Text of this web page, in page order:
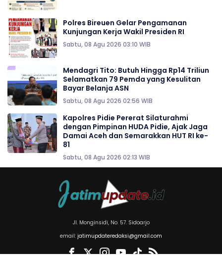
Polres Bireuen Gelar Pengamanan
Kunjungan Kerja Wakil Presiden RI
Sabtu, 08 Agu 2026 03:10 WIB
Mendagri Tito: Butuh Hingga Rp14 Triliun
Selamatkan 79 Pemda yang Kesulitan
Bayar Belanja ASN
Sabtu, 08 Agu 2026 02:56 WIB
‎‎Kapolres Pidie Pererat Silaturahmi
dengan Pimpinan HUDA Pidie, Ajak Jaga
Damai Aceh dan Semarakkan HUT RI ke-
81
Sabtu, 08 Agu 2026 02:13 WIB
Jl. Monginsidi, No. 57. Sidoarjo
email: jatimupdateredaksi@gmail.com